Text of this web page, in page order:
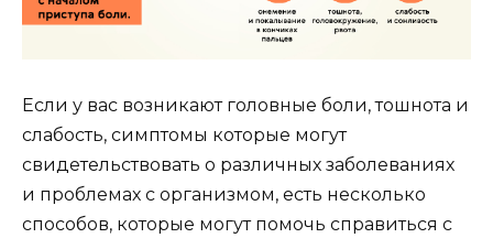
Если у вас возникают головные боли, тошнота и
слабость, симптомы которые могут
свидетельствовать о различных заболеваниях
и проблемах с организмом, есть несколько
способов, которые могут помочь справиться с